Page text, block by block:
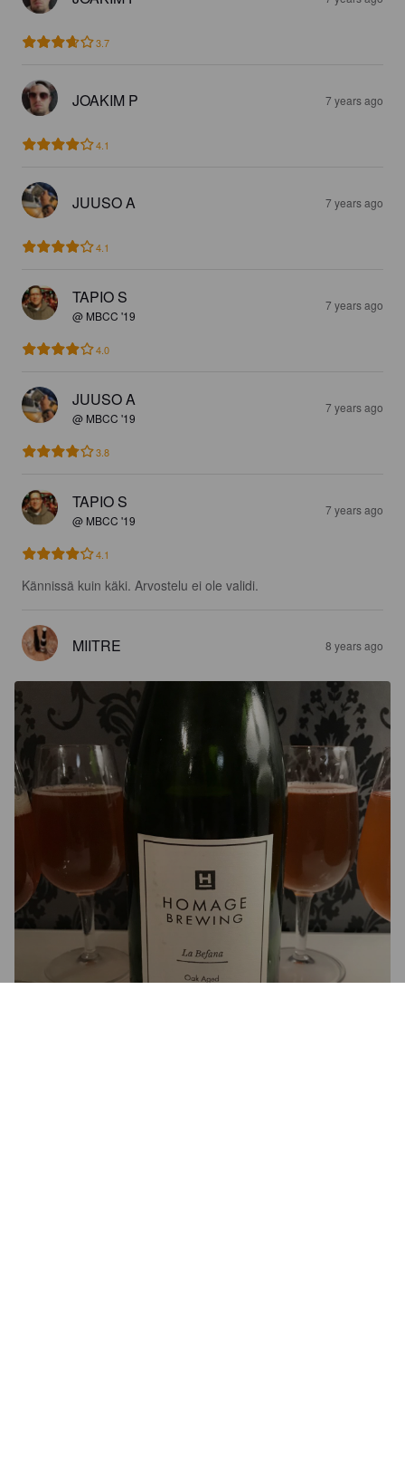
3.7
JOAKIM P 7 years ago
4.1
JUUSO A 7 years ago
4.1
TAPIO S
@ MBCC '19
7 years ago
4.0
JUUSO A
@ MBCC '19
7 years ago
3.8
TAPIO S
@ MBCC '19
7 years ago
4.1
Kännissä kuin käki. Arvostelu ei ole validi.
MIITRE 8 years ago